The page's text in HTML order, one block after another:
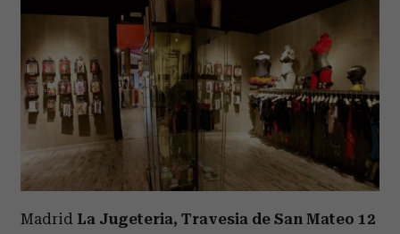
Madrid La Jugeteria, Travesia de San Mateo 12